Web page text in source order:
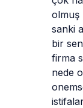
olmuş
sanki
bir
firma
nede